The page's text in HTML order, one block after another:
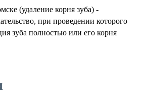
(удаление корня зуба) -
при проведении которого
зуба полностью или его корня